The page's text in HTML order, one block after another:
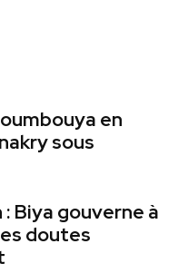
en
sous
: Biya gouverne à
doutes